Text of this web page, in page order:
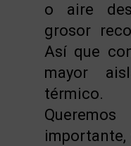
o aire
grosor
Así que
mayor
térmico.
importante,